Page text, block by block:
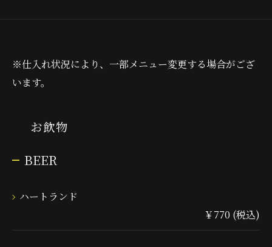
※仕入れ状況により、一部メニュー変更する場合がござ
います。
お飲物
BEER
ハートランド
￥770 (税込)